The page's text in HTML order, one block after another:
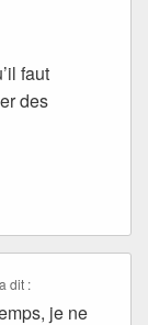
faut
des
a dit :
je ne